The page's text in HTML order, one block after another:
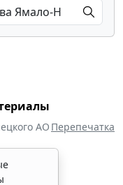
АО Перепечатка